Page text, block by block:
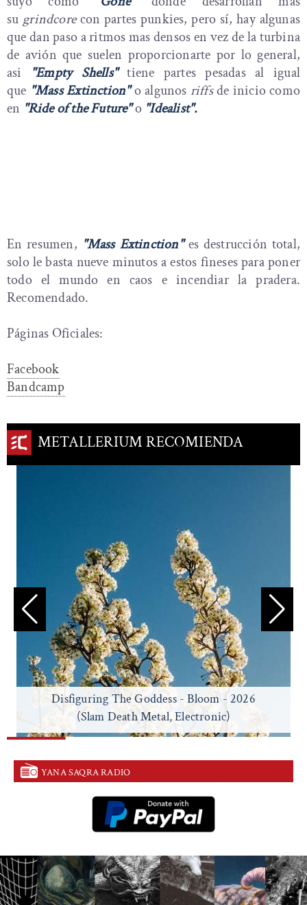
su grindcore con partes punkies, pero sí, hay algunas
que dan paso a ritmos mas densos en vez de la turbina
de avión que suelen proporcionarte por lo general,
asi
"Empty Shells" tiene partes pesadas al igual
que "Mass Extinction" o algunos riffs de inicio como
en "Ride of the Future"o "Idealist".
En resumen, "Mass Extinction" es destrucción total,
solo le basta nueve minutos a estos fineses para poner
todo el mundo en caos e incendiar la pradera.
Recomendado.
Páginas Oficiales:
Facebook
Bandcamp
METALLERIUM RECOMIENDA
Disfiguring The Goddess - Bloom - 2026
(Slam Death Metal, Electronic)
YANA SAQRA RADIO